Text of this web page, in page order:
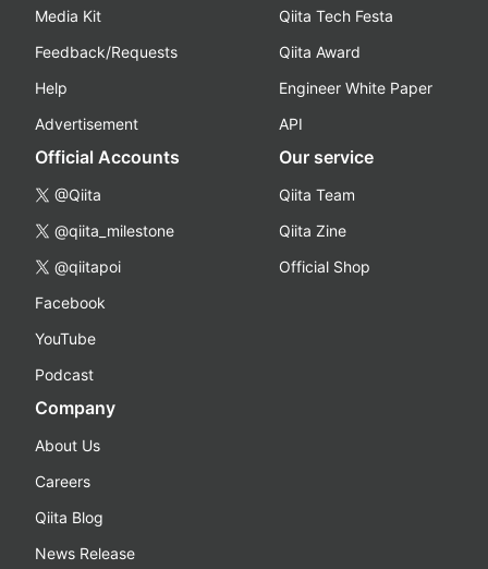
Media Kit
Feedback/Requests
Help
Advertisement
Qiita Tech Festa
Qiita Award
Engineer White Paper
API
Official Accounts
@Qiita
@qiita_milestone
@qiitapoi
Facebook
YouTube
Podcast
Our service
Qiita Team
Qiita Zine
Official Shop
Company
About Us
Careers
Qiita Blog
News Release